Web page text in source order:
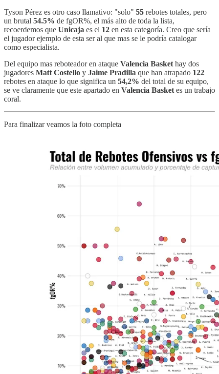
Tyson Pérez es otro caso llamativo: "solo" 55 rebotes totales, pero
un brutal 54.5% de fgOR%, el más alto de toda la lista,
recoerdemos que Unicaja es el 12 en esta categoría. Creo que sería
el jugador ejemplo de esta ser al que mas se le podría catalogar
como especialista.
Del equipo mas reboteador en ataque Valencia Basket hay dos
jugadores Matt Costello y Jaime Pradilla que han atrapado 122
rebotes en ataque lo que significa un 54,2% del total de su equipo,
se ve claramente que este apartado en Valencia Basket es un trabajo
coral.
Para finalizar veamos la foto completa